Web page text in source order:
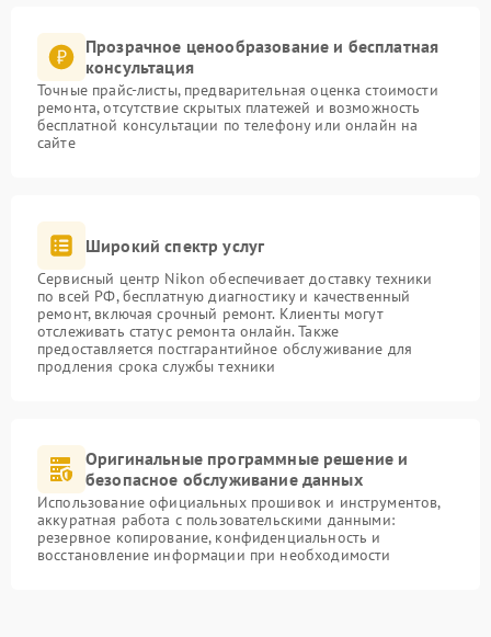
Прозрачное ценообразование и бесплатная
консультация
Точные прайс-листы, предварительная оценка стоимости
ремонта, отсутствие скрытых платежей и возможность
бесплатной консультации по телефону или онлайн на
сайте
Широкий спектр услуг
Сервисный центр Nikon обеспечивает доставку техники
по всей РФ, бесплатную диагностику и качественный
ремонт, включая срочный ремонт. Клиенты могут
отслеживать статус ремонта онлайн. Также
предоставляется постгарантийное обслуживание для
продления срока службы техники
Оригинальные программные решение и
безопасное обслуживание данных
Использование официальных прошивок и инструментов,
аккуратная работа с пользовательскими данными:
резервное копирование, конфиденциальность и
восстановление информации при необходимости